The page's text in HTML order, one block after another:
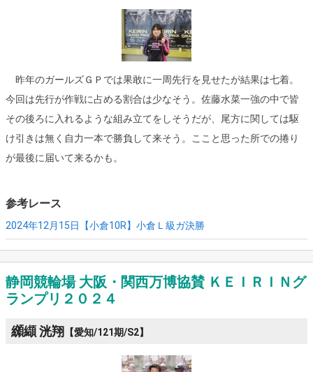
昨年のガールズＧＰでは果敢に一周先行を見せたが結果は七着。
今回は先行が作戦に占める割合は少なそう。佐藤水菜一強の中で皆
その後ろに入れるような組み立てをしそうだが、尾方に関しては駆
け引きは無く自力一本で勝負して来そう。ここと思った所での捲り
が最後に届いて来るかも。
参考レース
2024年12月15日【小倉10R】 小倉Ｌ級ガ決勝
静岡競輪場 大阪・関西万博協賛 ＫＥＩＲＩＮグ
ランプリ２０２４
纐纈 洸翔 【愛知/121期/S2】